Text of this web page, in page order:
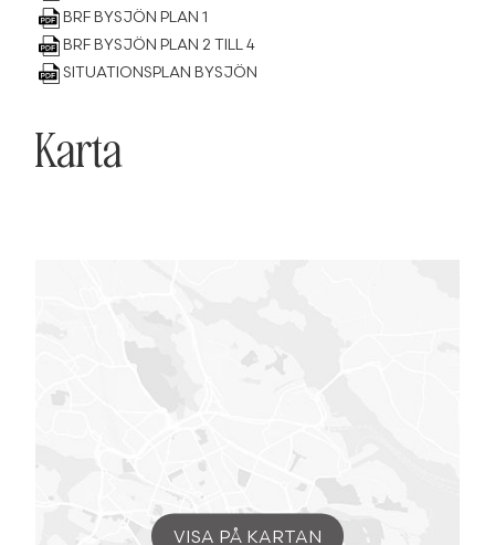
BRF BYSJÖN PLAN 1
BRF BYSJÖN PLAN 2 TILL 4
SITUATIONSPLAN BYSJÖN
Karta
VISA PÅ KARTAN